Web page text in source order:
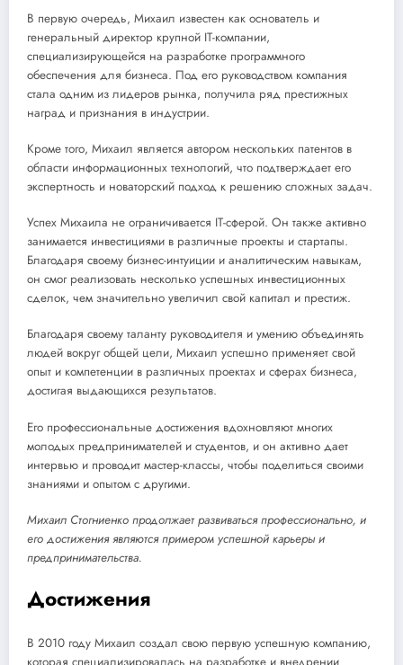
В первую очередь, Михаил известен как основатель и
генеральный директор крупной IT-компании,
специализирующейся на разработке программного
обеспечения для бизнеса. Под его руководством компания
стала одним из лидеров рынка, получила ряд престижных
наград и признания в индустрии.
Кроме того, Михаил является автором нескольких патентов в
области информационных технологий, что подтверждает его
экспертность и новаторский подход к решению сложных задач.
Успех Михаила не ограничивается IT-сферой. Он также активно
занимается инвестициями в различные проекты и стартапы.
Благодаря своему бизнес-интуиции и аналитическим навыкам,
он смог реализовать несколько успешных инвестиционных
сделок, чем значительно увеличил свой капитал и престиж.
Благодаря своему таланту руководителя и умению объединять
людей вокруг общей цели, Михаил успешно применяет свой
опыт и компетенции в различных проектах и сферах бизнеса,
достигая выдающихся результатов.
Его профессиональные достижения вдохновляют многих
молодых предпринимателей и студентов, и он активно дает
интервью и проводит мастер-классы, чтобы поделиться своими
знаниями и опытом с другими.
Михаил Стогниенко продолжает развиваться профессионально, и
его достижения являются примером успешной карьеры и
предпринимательства.
Достижения
В 2010 году Михаил создал свою первую успешную компанию,